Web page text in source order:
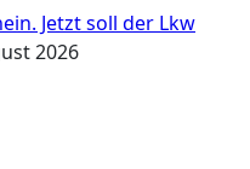
Jetzt soll der Lkw
2026